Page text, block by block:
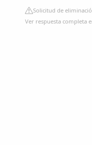
Solicitud de
Ver respuesta completa